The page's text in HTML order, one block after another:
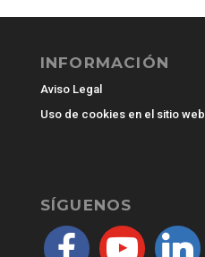
INFORMACIÓN
Aviso Legal
Uso de cookies en el sitio web
SÍGUENOS
facebook youtube linkedin